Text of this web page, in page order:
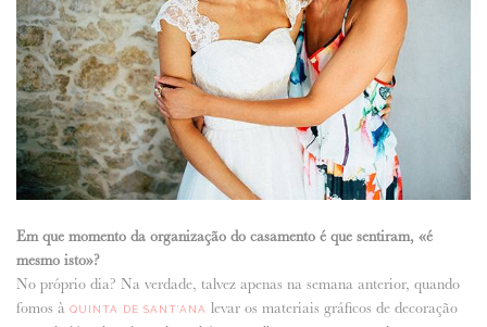
Em que momento da organização do casamento é que sentiram, «é
mesmo isto»?
No próprio dia? Na verdade, talvez apenas na semana anterior, quando
fomos à QUINTA DE SANT’ANA levar os materiais gráficos de decoração